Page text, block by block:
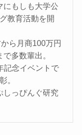
にもしも大学公
教育活動を開
ら月商100万円
多数輩出。
記念イベントで
。
しっぴんぐ研究